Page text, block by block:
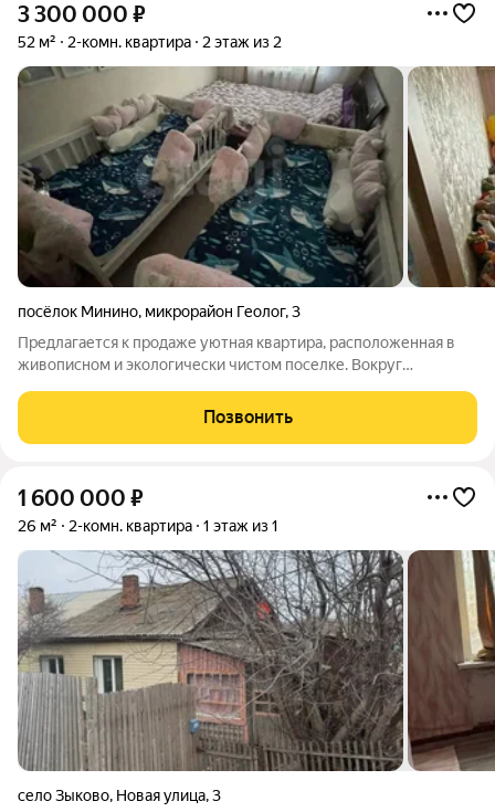
3 300 000 ₽
52 м² 2-комн. квартира 2 этаж из 2
посёлок Минино, микрорайон Геолог,3
Предлагается к продаже уютная квартира, расположенная в
живописном и экологически чистом поселке. Вокруг
и спокойствия. Этот район идеально подходит для тех, кто
ценит природу и тишину, но при
Позвонить
1 600 000 ₽
26 м² 2-комн. квартира 1 этаж из 1
село Зыково, Новая улица,3